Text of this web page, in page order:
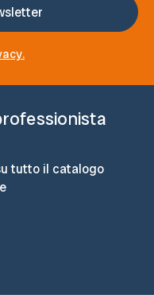
tutto il catalogo